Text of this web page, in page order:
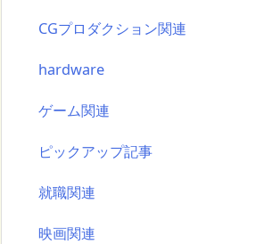
CGプロダクション関連
hardware
ゲーム関連
ピックアップ記事
就職関連
映画関連